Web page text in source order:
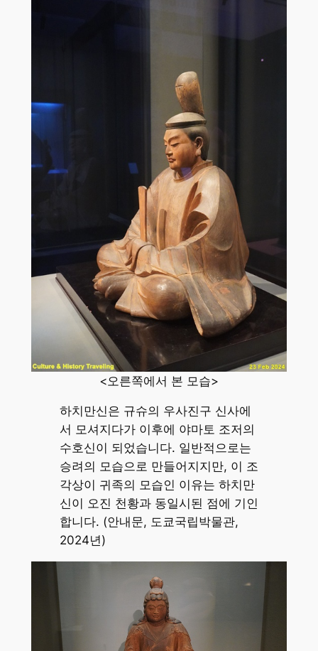
<오른쪽에서 본 모습>
하치만신은 규슈의 우사진구 신사에
서 모셔지다가 이후에 야마토 조저의
수호신이 되었습니다. 일반적으로는
승려의 모습으로 만들어지지만, 이 조
각상이 귀족의 모습인 이유는 하치만
신이 오진 천황과 동일시된 점에 기인
합니다. (안내문, 도쿄국립박물관,
2024년)